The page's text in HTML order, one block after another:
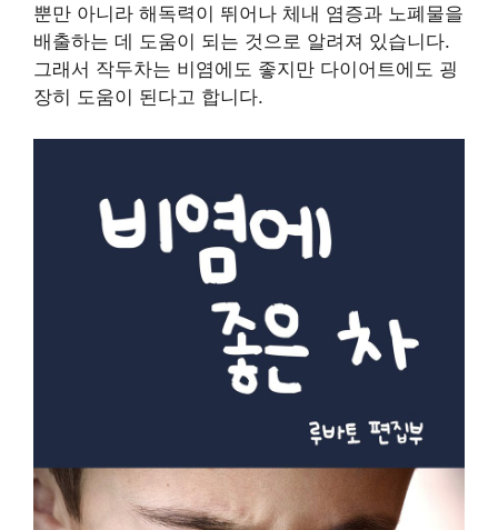
뿐만 아니라 해독력이 뛰어나 체내 염증과 노폐물을
배출하는 데 도움이 되는 것으로 알려져 있습니다.
그래서 작두차는 비염에도 좋지만 다이어트에도 굉
장히 도움이 된다고 합니다.